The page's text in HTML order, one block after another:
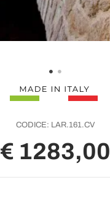
CODICE: LAR.161.CV
€ 1283,00